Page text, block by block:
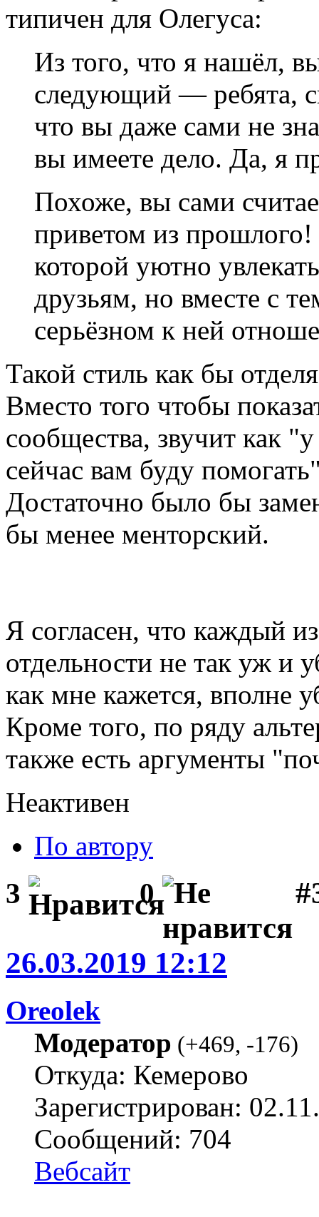
типичен для Олегуса:
Из того, что я нашёл,
следующий — ребята,
что вы даже сами не
вы имеете дело. Да, я
Похоже, вы сами
приветом из
которой уютно
друзьям, но вместе с
серьёзном к ней
Такой стиль как бы
Вместо того чтобы
сообщества, звучит как
сейчас вам буду
Достаточно было бы
бы менее менторский.
Я согласен, что каждый
отдельности не так уж и
как мне кажется, вполне
Кроме того, по ряду
также есть аргументы
Неактивен
По автору
3 0
26.03.2019 12:12
Oreolek
Модератор (+469, -176)
Откуда: Кемерово
Зарегистрирован:
Сообщений: 704
Вебсайт